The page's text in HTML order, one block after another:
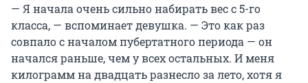
— Я начала очень сильно набирать вес с 5-го
класса, — вспоминает девушка. — Это как раз
совпало с началом пубертатного периода — он
начался раньше, чем у всех остальных. И меня
килограмм на двадцать разнесло за лето, хотя я